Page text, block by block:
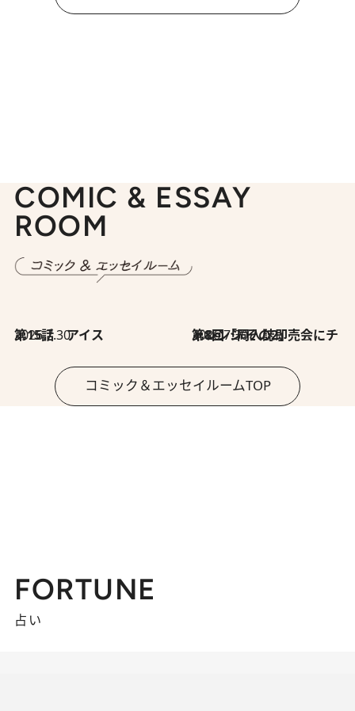
COMIC & ESSAY
ROOM
2026.7.30
第15話 アイス 2026.7.30
第8回「同人誌即売会にチャレンジ その2」
コミック＆エッセイルームTOP
FORTUNE
占い